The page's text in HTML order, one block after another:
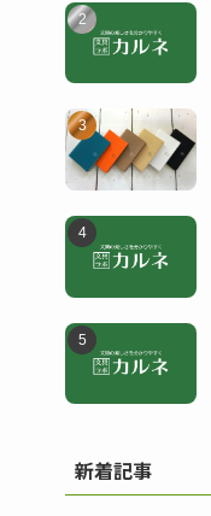
新着記事